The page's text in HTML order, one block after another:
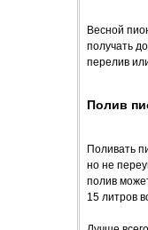
Весной
получать
перелив
Полив
Поливать
но не
полив
15 литров